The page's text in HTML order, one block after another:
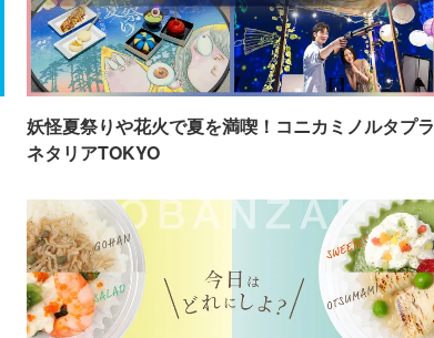
妖怪夏祭りや花火で夏を満喫！コニカミノルタプラ
ネタリアTOKYO